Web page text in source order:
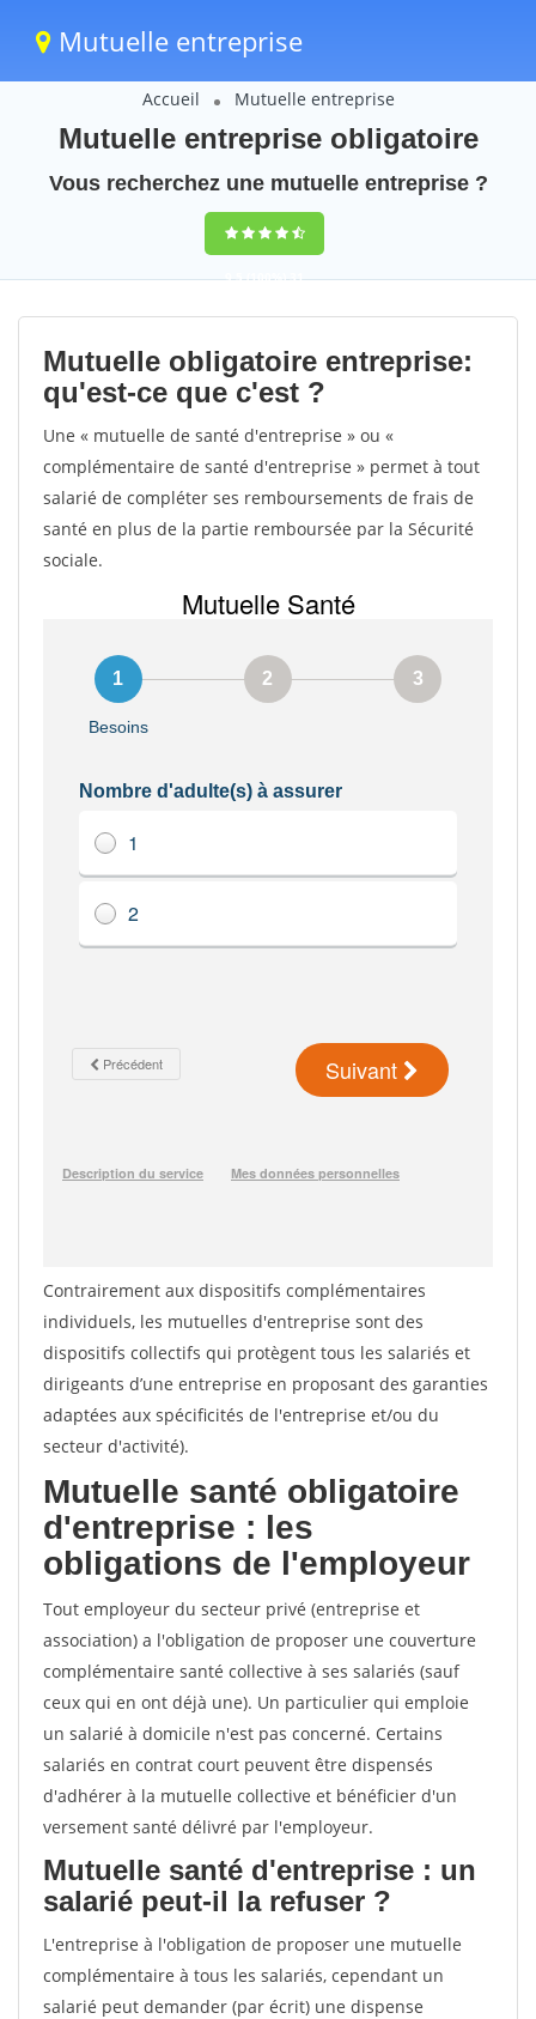
Mutuelle entreprise
Accueil Mutuelle entreprise
Mutuelle entreprise obligatoire
Vous recherchez une mutuelle entreprise ?
9,5(100%)31
votes
Mutuelle obligatoire entreprise:
qu'est-ce que c'est ?
Une « mutuelle de santé d'entreprise » ou «
complémentaire de santé d'entreprise » permet à tout
salarié de compléter ses remboursements de frais de
santé en plus de la partie remboursée par la Sécurité
sociale.
Contrairement aux dispositifs complémentaires
individuels, les mutuelles d'entreprise sont des
dispositifs collectifs qui protègent tous les salariés et
dirigeants d’une entreprise en proposant des garanties
adaptées aux spécificités de l'entreprise et/ou du
secteur d'activité).
Mutuelle santé obligatoire
d'entreprise : les
obligations de l'employeur
Tout employeur du secteur privé (entreprise et
association) a l'obligation de proposer une couverture
complémentaire santé collective à ses salariés (sauf
ceux qui en ont déjà une). Un particulier qui emploie
un salarié à domicile n'est pas concerné. Certains
salariés en contrat court peuvent être dispensés
d'adhérer à la mutuelle collective et bénéficier d'un
versement santé délivré par l'employeur.
Mutuelle santé d'entreprise : un
salarié peut-il la refuser ?
L'entreprise à l'obligation de proposer une mutuelle
complémentaire à tous les salariés, cependant un
salarié peut demander (par écrit) une dispense